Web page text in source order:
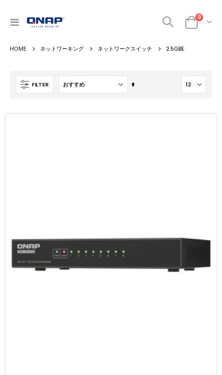
ナ
呼
カート
0商品
ネットワーキング ネットワークスイッチ 2.5GBE
FILTER
降